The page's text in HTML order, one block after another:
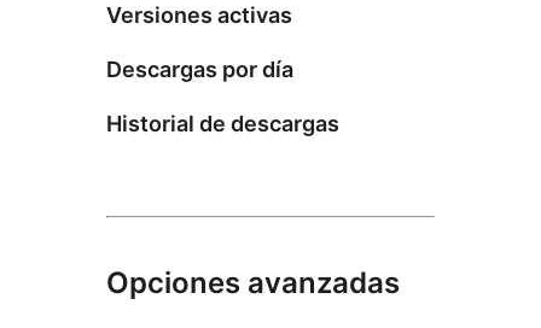
Versiones activas
Descargas por día
Historial de descargas
Opciones avanzadas